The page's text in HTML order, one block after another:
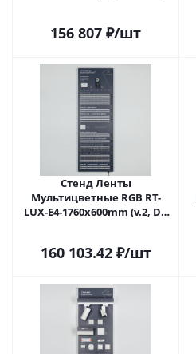
156 807 ₽/шт
Стенд Ленты
Мультицветные RGB RT-
LUX-E4-1760x600mm (v.2, DB
160 103.42₽/шт